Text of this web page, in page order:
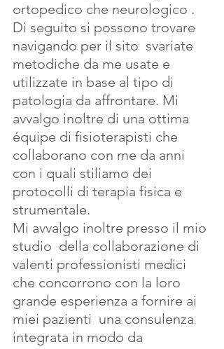
ortopedico che neurologico .
Di seguito si possono trovare
navigando per il sito  svariate
metodiche da me usate e
utilizzate in base al tipo di
patologia da affrontare. Mi
avvalgo inoltre di una ottima
équipe di fisioterapisti che
collaborano con me da anni
con i quali stiliamo dei
protocolli di terapia fisica e
strumentale.
Mi avvalgo inoltre presso il mio
studio  della collaborazione di
valenti professionisti medici
che concorrono con la loro
grande esperienza a fornire ai
miei pazienti  una consulenza
integrata in modo da